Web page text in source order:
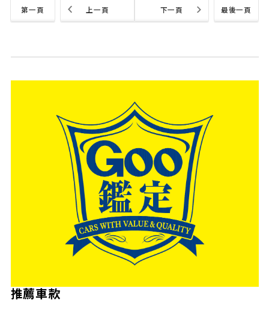
第一頁 最後一頁
上一頁 下一頁
推薦車款